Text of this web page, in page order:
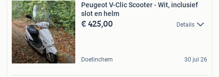
Peugeot V-Clic Scooter - Wit, inclusief
slot en helm
€ 425,00 Details
Doetinchem 30 jul 26